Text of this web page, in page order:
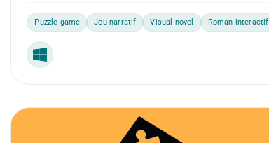
Amor.
Puzzle game Jeu narratif Visual novel Roman interactif
Windows